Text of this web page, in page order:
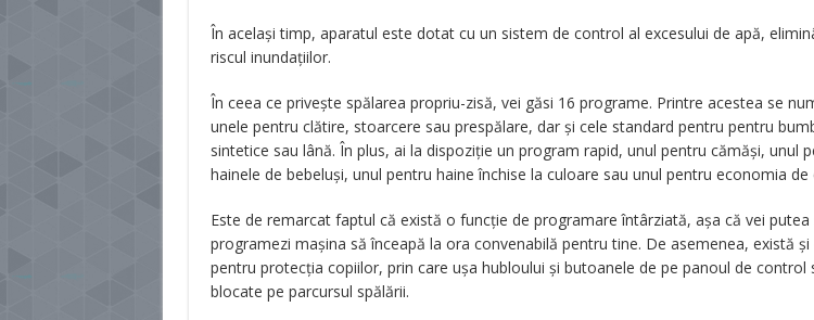
În același timp, aparatul este dotat cu un sistem de control al excesului de apă,
riscul inundațiilor.
În ceea ce privește spălarea propriu-zisă, vei găsi 16 programe. Printre acestea se
unele pentru clătire, stoarcere sau prespălare, dar și cele standard pentru pentru
sintetice sau lână. În plus, ai la dispoziție un program rapid, unul pentru cămăși, unul
hainele de bebeluși, unul pentru haine închise la culoare sau unul pentru economia de
Este de remarcat faptul că există o funcție de programare întârziată, așa că vei putea
programezi mașina să înceapă la ora convenabilă pentru tine. De asemenea, există
pentru protecția copiilor, prin care ușa hubloului și butoanele de pe panoul de control
blocate pe parcursul spălării.